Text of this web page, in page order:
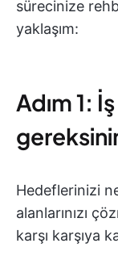
sürecinize
yaklaşım:
Adım 1:
Hedeflerinizi
alanlarınızı
karşı karşıya